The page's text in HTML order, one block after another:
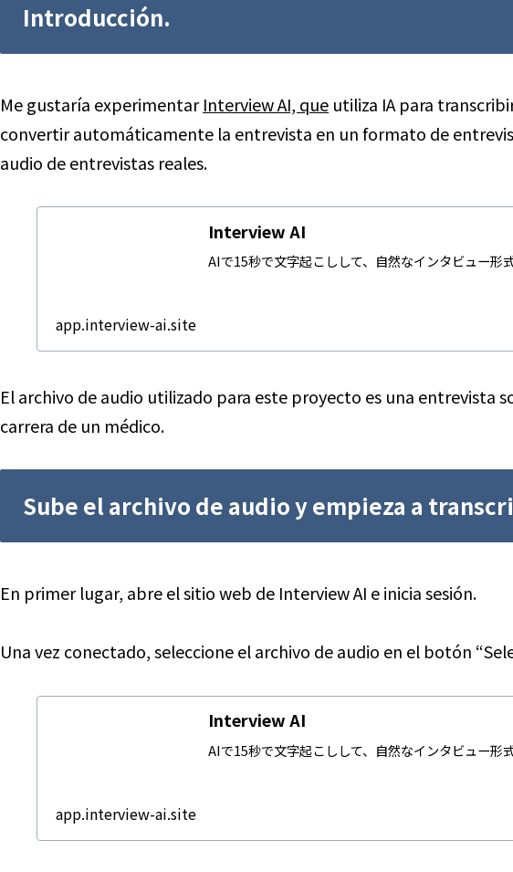
Introducción.
Me gustaría experimentarInterview AI, que utiliza IA para
convertir automáticamente la entrevista en un formato de
audio de entrevistas reales.
Interview AI
AIで15秒で文字起こしして、自然なインタビュー形
app.interview-ai.site
El archivo de audio utilizado para este proyecto es una entrevista
carrera de un médico.
Sube el archivo de audio y empieza a
En primer lugar, abre el sitio web de Interview AI e inicia sesión.
Una vez conectado, seleccione el archivo de audio en el botón
Interview AI
AIで15秒で文字起こしして、自然なインタビュー形
app.interview-ai.site